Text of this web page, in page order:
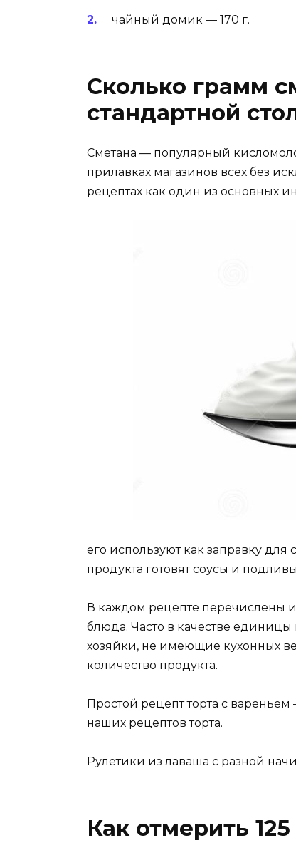
чайный домик — 170 г.
Сколько грамм
стандартной
Сметана — популярный
прилавках магазинов всех без
рецептах как один из основных
его используют как заправку для
продукта готовят соусы и
В каждом рецепте перечислены
блюда. Часто в качестве
хозяйки, не имеющие кухонных
количество продукта.
Простой рецепт торта с
наших рецептов торта.
Рулетики из лаваша с разной
Как отмерить